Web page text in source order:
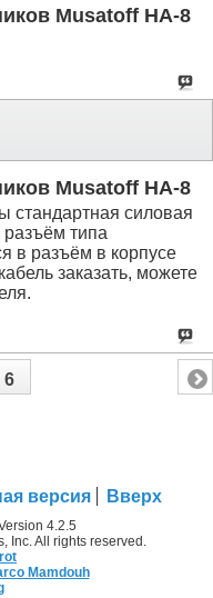
Musatoff HA-8
Musatoff HA-8
стандартная силовая
разъём типа
в разъём в корпусе
заказать, можете
6
версия Вверх
4.2.5
Inc. All rights reserved.
Mamdouh